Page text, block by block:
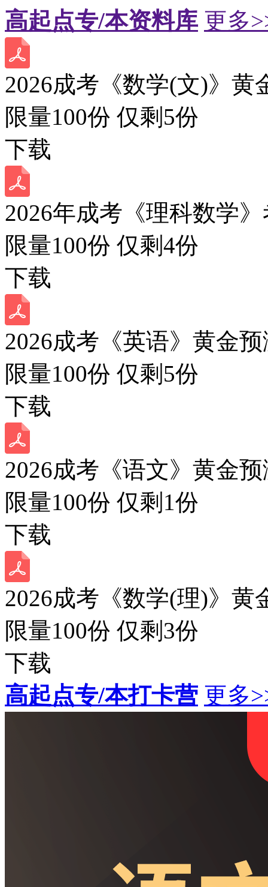
高起点专/本资料库 更多
2026成考《数学(文)》黄
限量100份 仅剩 5份
下载
2026年成考《理科数学
限量100份 仅剩4份
下载
2026成考《英语》黄金
限量100份 仅剩 5份
下载
2026成考《语文》黄金
限量100份 仅剩 1份
下载
2026成考《数学(理)》黄
限量100份 仅剩 3份
下载
高起点专/本打卡营 更多